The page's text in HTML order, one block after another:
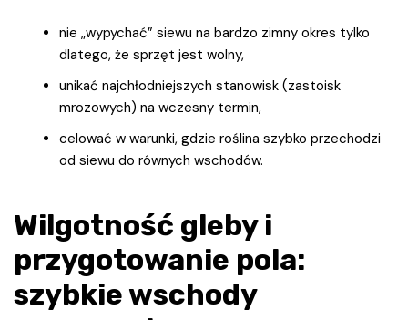
nie „wypychać” siewu na bardzo zimny okres tylko
dlatego, że sprzęt jest wolny,
unikać najchłodniejszych stanowisk (zastoisk
mrozowych) na wczesny termin,
celować w warunki, gdzie roślina szybko przechodzi
od siewu do równych wschodów.
Wilgotność gleby i
przygotowanie pola:
szybkie wschody